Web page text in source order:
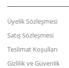
Üyelik Sözleşmesi
Satış Sözleşmesi
Teslimat Koşulları
Gizlilik ve Güvenlik